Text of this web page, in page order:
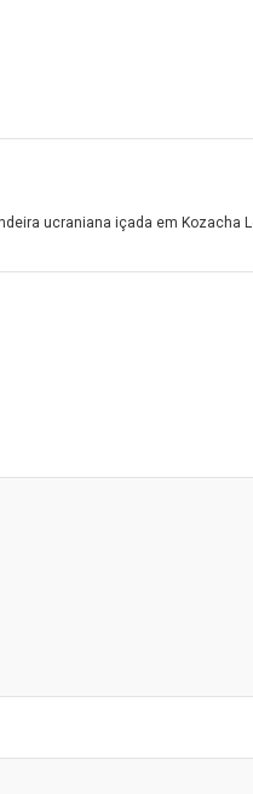
ucraniana içada em Kozacha